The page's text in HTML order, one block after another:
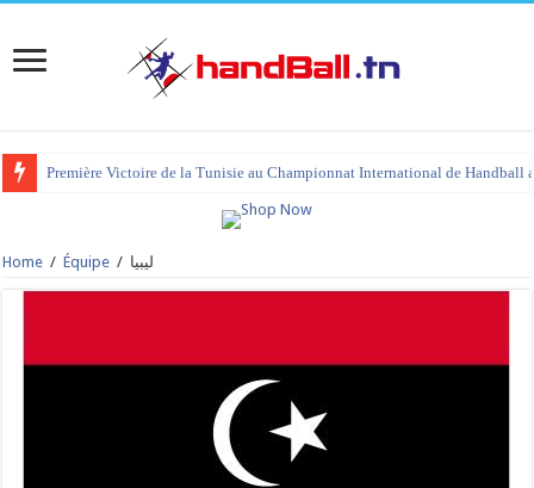
Première Victoire de la Tunisie au Championnat International de Handball
Home / Équipe / ليبيا